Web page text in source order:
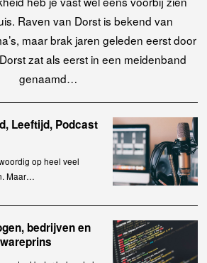
Raven van Dorst is bekend van
maar brak jaren geleden eerst door
zat als eerst in een meidenband
genaamd…
Leeftijd, Podcast
op heel veel
Maar…
bedrijven en